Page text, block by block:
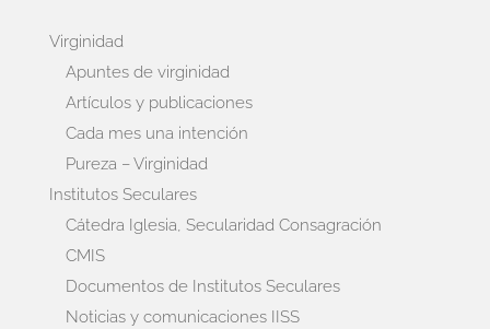
Virginidad
Apuntes de virginidad
Artículos y publicaciones
Cada mes una intención
Pureza – Virginidad
Institutos Seculares
Cátedra Iglesia, Secularidad Consagración
CMIS
Documentos de Institutos Seculares
Noticias y comunicaciones IISS